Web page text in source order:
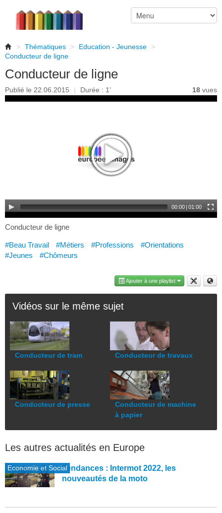
> Thématiques > Education - Jeunesse
>
Conducteur de ligne
Conducteur de ligne
Publié le 22.06.2015 | Durée : 1' 18 vues
00:00 | 01:00
Conducteur de ligne
#Beau Travail #Métiers #Professions
#Orientations
#Jeunes
#Chômeurs
Ajouter à une playlist
Vidéos sur le même sujet
Conducteur de tram
Conducteur de presse
Conducteur de travaux
Conducteur de machine
à papier
Les autres actualités en Europe
Economie et SocialTendances : Intermot 2022, les
nouveautés de la moto